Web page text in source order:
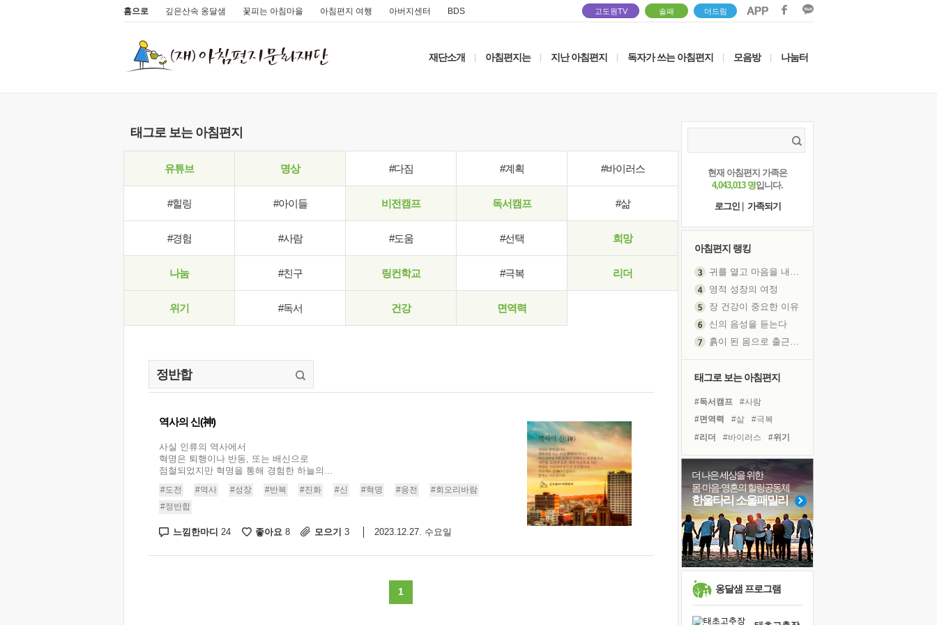
홈으로 깊은산속 옹달샘 꽃피는 아침마을 아침편지 여행 아버지센터 BDS 고도원TV 솔패 더드림
재단소개 아침편지는 지난 아침편지 독자가 쓰는 아침편지 모음방 나눔터
태그로 보는 아침편지
유튜브 명상 #다짐 #계획 #바이러스
#힐링 #아이들 비전캠프 독서캠프 #삶
#경험 #사람 #도움 #선택 희망
나눔 #친구 링컨학교 #극복 리더
위기 #독서 건강 면역력
역사의 신(神)
사실 인류의 역사에서
혁명은 퇴행이나 반동, 또는 배신으로
점철되었지만 혁명을 통해 경험한 하늘의...
#도전 #역사 #성장 #반복 #진화 #신 #혁명 #응전
#회오리바람
#정반합
느낌한마디 24 좋아요 8 모으기 3 2023.12.27. 수요일
1
현재 아침편지 가족은
4,043,013 명입니다.
로그인
가족되기
아침편지 랭킹
귀를 열고 마음을 내어주고
영적 성장의 여정
장 건강이 중요한 이유
신의 음성을 듣는다
흙이 된 몸으로 출근하는 여자
졸업식 사진을 보며
아픈 아버지를 위한 공간 설계
극심한 변비, 어깨결림, 수면 장애
슬럼프
보고 싶은 어머니
유년 시절의 부산 영도 바다
못된 꼰대들
희망이란
'모른다'는 것
태그로 보는 아침편지
#독서캠프
#사람
#면역력
#삶
#극복
#리더
#바이러스
#위기
#명상
#힐링
#건강
#나눔
#링컨학교
#도움
#계획
#유튜브
#선택
#비전캠프
#희망
#다짐
#친구
더 나은 세상을 위한
몸·마음·영혼의 힐링공동체
한울타리 소울패밀리
옹달샘 프로그램